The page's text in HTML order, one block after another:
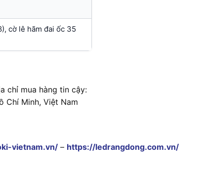
cờ lê hãm đai ốc 35
chỉ mua hàng tin cậy:
Chí Minh, Việt Nam
vietnam.vn/ – https://ledrangdong.com.vn/